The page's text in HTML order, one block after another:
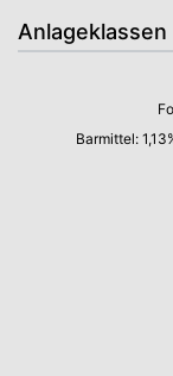
Anlageklassen
Barmittel: